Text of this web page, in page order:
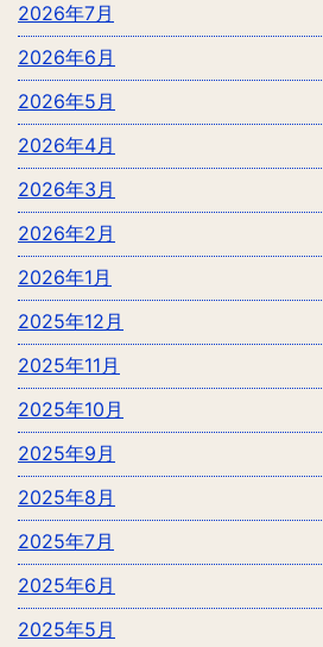
2026年7月
2026年6月
2026年5月
2026年4月
2026年3月
2026年2月
2026年1月
2025年12月
2025年11月
2025年10月
2025年9月
2025年8月
2025年7月
2025年6月
2025年5月